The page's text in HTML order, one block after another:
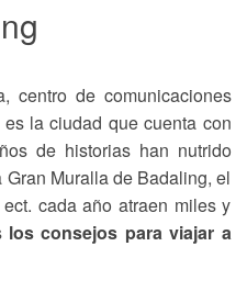
de comunicaciones
la ciudad que cuenta con
de historias han nutrido
Muralla de Badaling, el
cada año atraen miles y
los consejos para viajar a